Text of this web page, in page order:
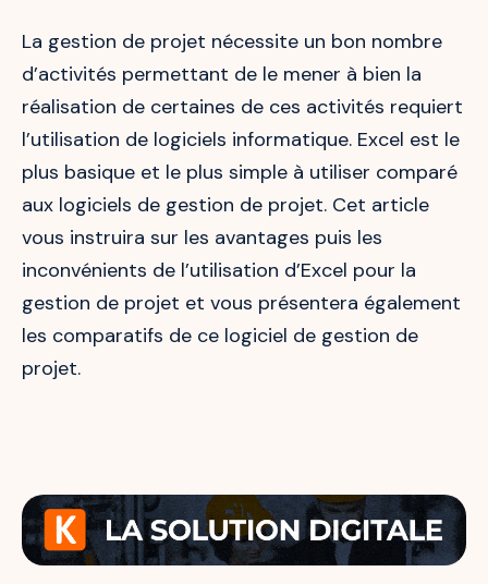
La gestion de projet nécessite un bon nombre
d’activités permettant de le mener à bien la
réalisation de certaines de ces activités requiert
l’utilisation de logiciels informatique. Excel est le
plus basique et le plus simple à utiliser comparé
aux logiciels de gestion de projet. Cet article
vous instruira sur les avantages puis les
inconvénients de l’utilisation d’Excel pour la
gestion de projet et vous présentera également
les comparatifs de ce logiciel de gestion de
projet.